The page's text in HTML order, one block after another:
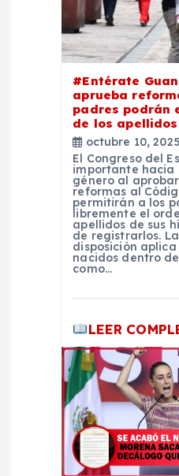
#Entérate
aprueba
padres podrán
de los
octubre 10, 2025
El Congreso del
importante hacia
género al
reformas al
permitirán a los
libremente el
apellidos de sus
de registrarlos.
disposición
nacidos dentro
como…
LEER